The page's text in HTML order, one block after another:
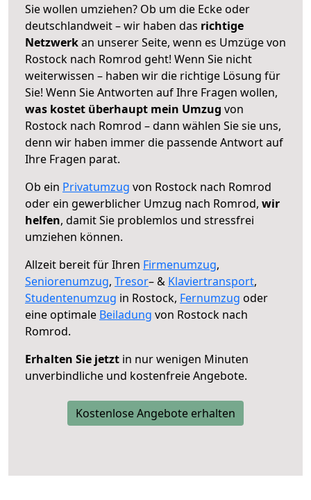
Sie wollen umziehen? Ob um die Ecke oder
deutschlandweit – wir haben das richtige
Netzwerkan unserer Seite, wenn es Umzüge von
Rostock nach Romrod geht! Wenn Sie nicht
weiterwissen – haben wir die richtige Lösung für
Sie! Wenn Sie Antworten auf Ihre Fragen wollen,
was kostet überhaupt mein Umzug von
Rostock nach Romrod – dann wählen Sie sie uns,
denn wir haben immer die passende Antwort auf
Ihre Fragen parat.
Ob ein Privatumzug von Rostock nach Romrod
oder ein gewerblicher Umzug nach Romrod, wir
helfen, damit Sie problemlos und stressfrei
umziehen können.
Allzeit bereit für Ihren Firmenumzug,
Seniorenumzug, Tresor– & Klaviertransport,
Studentenumzug in Rostock, Fernumzug oder
eine optimale Beiladung von Rostock nach
Romrod.
Erhalten Sie jetzt in nur wenigen Minuten
unverbindliche und kostenfreie Angebote.
Kostenlose Angebote erhalten